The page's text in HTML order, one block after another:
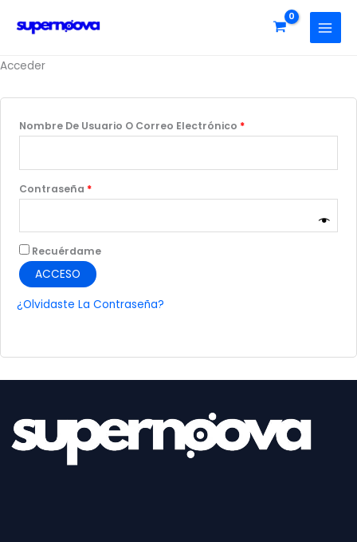
Acceder
Nombre De Usuario O Correo Electrónico *
Obligatorio
Contraseña *
Recuérdame
ACCESO
¿Olvidaste La Contraseña?